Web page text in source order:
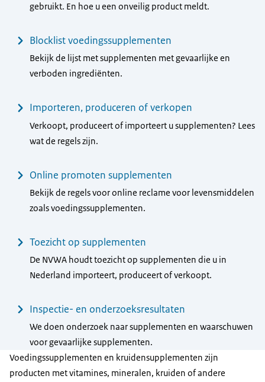
gebruikt. En hoe u een onveilig product meldt.
Blocklist voedingssupplementen
Bekijk de lijst met supplementen met gevaarlijke en
verboden ingrediënten.
Importeren, produceren of verkopen
Verkoopt, produceert of importeert u supplementen? Lees
wat de regels zijn.
Online promoten supplementen
Bekijk de regels voor online reclame voor levensmiddelen
zoals voedingssupplementen.
Toezicht op supplementen
De NVWA houdt toezicht op supplementen die u in
Nederland importeert, produceert of verkoopt.
Inspectie- en onderzoeksresultaten
We doen onderzoek naar supplementen en waarschuwen
voor gevaarlijke supplementen.
Voedingssupplementen en kruidensupplementen zijn
producten met vitamines, mineralen, kruiden of andere